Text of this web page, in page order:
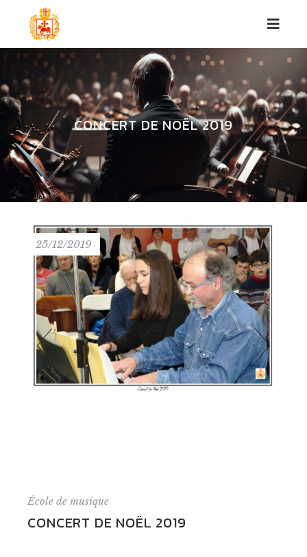
CONCERT DE NOËL 2019
25/12/2019
École de musique
CONCERT DE NOËL 2019